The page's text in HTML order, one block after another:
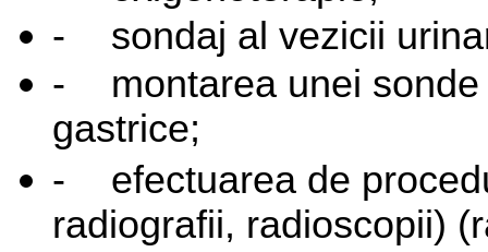
-
sondaj al vezicii
-
montarea unei
gastrice;
- efectuarea de
radiografii, radioscopii)